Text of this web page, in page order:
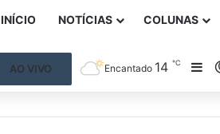
INÍCIO NOTÍCIAS COLUNAS
AO VIVO Encantado 14℃